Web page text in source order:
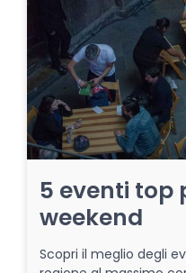
5 eventi top
weekend
Scopri il meglio degli